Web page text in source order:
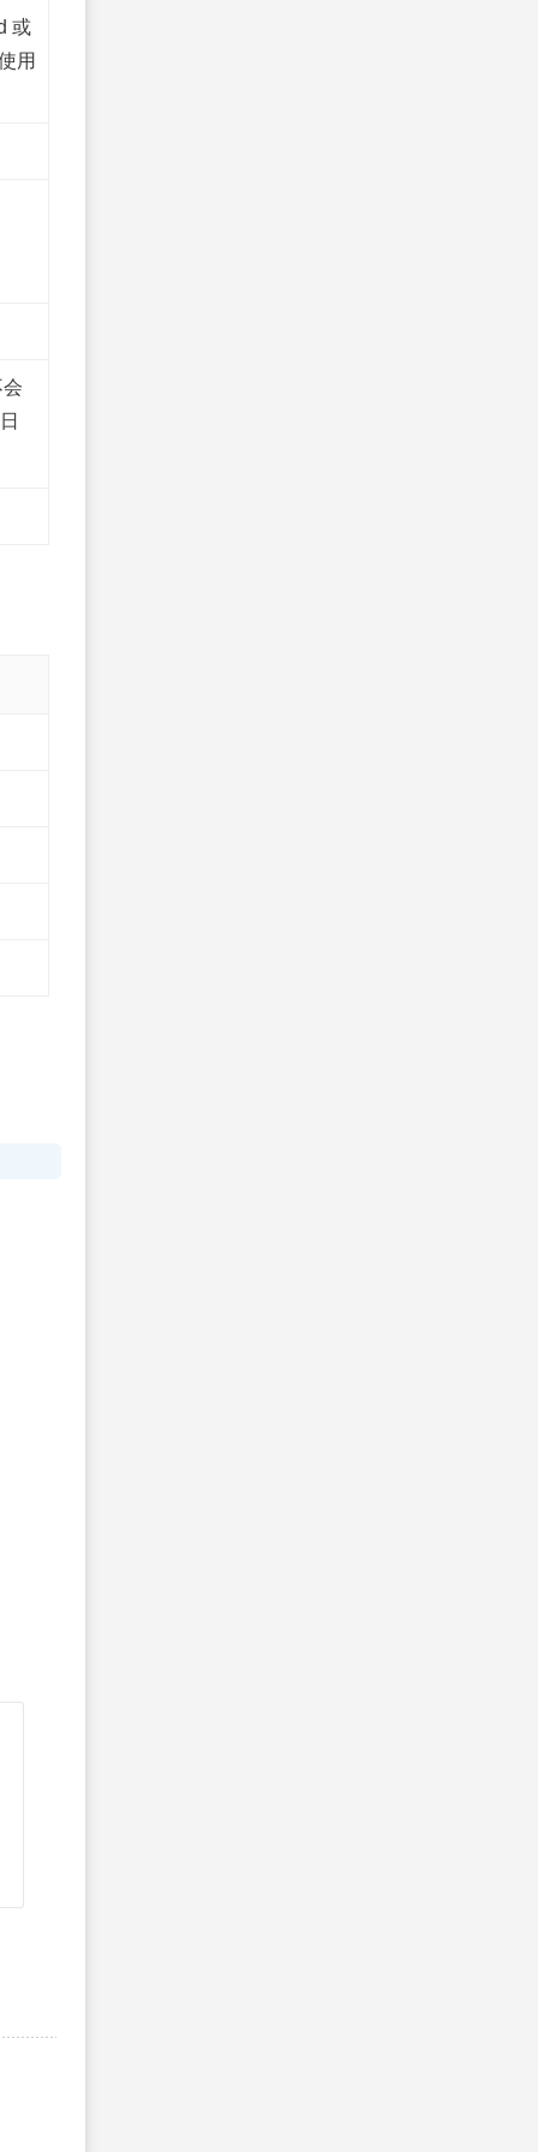
或
用